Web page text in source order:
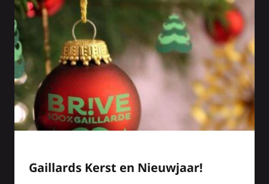
Gaillards Kerst en Nieuwjaar!